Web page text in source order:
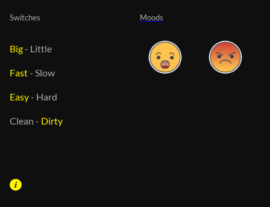
Moods
Switches
Big- Little
Fast- Slow
Easy- Hard
Clean - Dirty